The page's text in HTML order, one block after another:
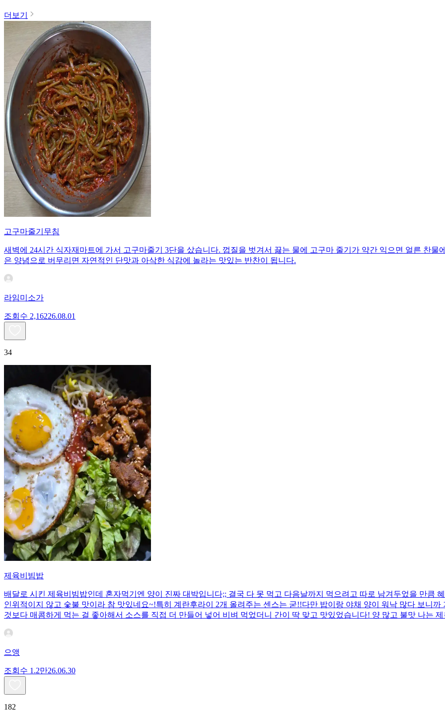
더보기
고구마줄기무침
새벽에 24시간 식자재마트에 가서 고구마줄기 3단을 샀습니다. 껍질을 벗겨서 끓는 물에 고구마 줄기가 약간 익으면 얼른 찬
은 양념으로 버무리면 자연적인 단맛과 아삭한 식감에 놀라는 맛있는 반찬이 됩니다.
라임미소가
조회수 2,16226.08.01
34
제육비빔밥
배달로 시킨 제육비빔밥인데 혼자먹기엔 양이 진짜 대박입니다;; 결국 다 못 먹고 다음날까지 먹으려고 따로 남겨두었을 만큼
인위적이지 않고 숯불 맛이라 참 맛있네요~!특히 계란후라이 2개 올려주는 센스는 굳!! ​다만 밥이랑 야채 양이 워낙 많다 보니
것보다 매콤하게 먹는 걸 좋아해서 소스를 직접 더 만들어 넣어 비벼 먹었더니 간이 딱 맞고 맛있었습니다! 양 많고 불맛 나는
으앵
조회수 1.2만26.06.30
182